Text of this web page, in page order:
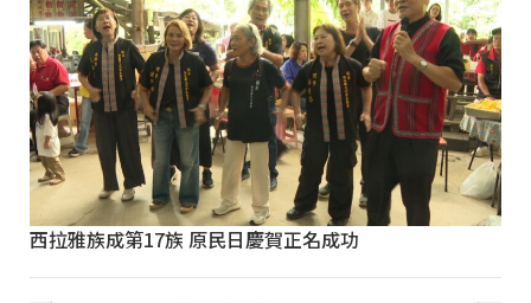
西拉雅族成第17族 原民日慶賀正名成功